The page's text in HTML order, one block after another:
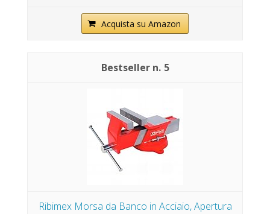
Acquista su Amazon
5
Ribimex Morsa da Banco in Acciaio, Apertura